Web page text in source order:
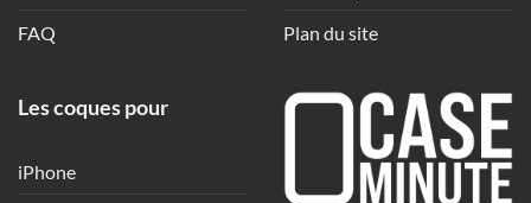
FAQ
Plan du site
Les coques pour
iPhone